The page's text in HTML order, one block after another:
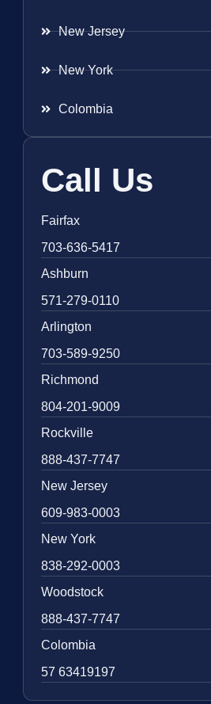
New Jersey
New York
Colombia
Call Us
Fairfax
703-636-5417
Ashburn
571-279-0110
Arlington
703-589-9250
Richmond
804-201-9009
Rockville
888-437-7747
New Jersey
609-983-0003
New York
838-292-0003
Woodstock
888-437-7747
Colombia
57 63419197